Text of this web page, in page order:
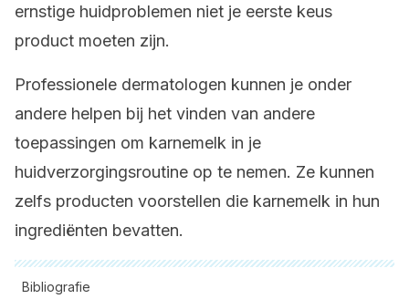
ernstige huidproblemen niet je eerste keus
product moeten zijn.
Professionele dermatologen kunnen je onder
andere helpen bij het vinden van andere
toepassingen om karnemelk in je
huidverzorgingsroutine op te nemen. Ze kunnen
zelfs producten voorstellen die karnemelk in hun
ingrediënten bevatten.
Bibliografie